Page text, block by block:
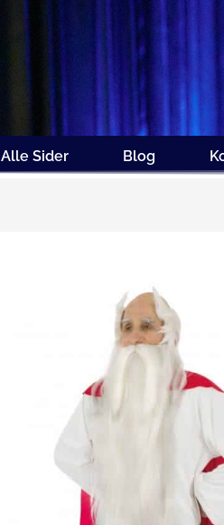
Alle Sider Blog